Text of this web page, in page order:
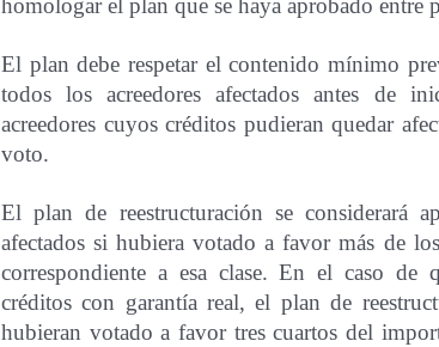
homologar el plan que se haya aprobado entre
El plan debe respetar el contenido mínimo
todos los acreedores afectados antes de
acreedores cuyos créditos pudieran quedar
voto.
El plan de reestructuración se considerará
afectados si hubiera votado a favor más de
correspondiente a esa clase. En el caso de
créditos con garantía real, el plan de
hubieran votado a favor tres cuartos del